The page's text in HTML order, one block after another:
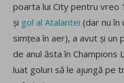
poarta lui City pentru vreo
și gol al Atalantei (dar nu în
simțea în aer), a avut și un
de anul ăsta în Champions
luat goluri să le ajungă pe